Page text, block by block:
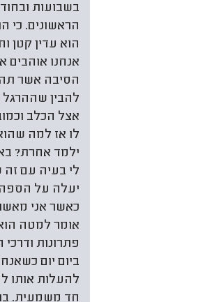
בשבועות
הראשונים. כי
הוא עדין קטן
אנחנו אוהבים
הסיבה אשר
להבין
אצל הכלב
לו אז למה
ילמד אחרת?
לי בעיה עם
יעלה על
כאשר אני
אומר למטה הוא
ביום יום
להעלות אותו
חד משמעית.